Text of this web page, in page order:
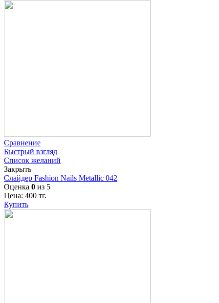
Сравнение
Быстрый взгляд
Список желаний
Закрыть
Слайдер Fashion Nails Metallic 042
Оценка 0 из 5
Цена: 400 тг.
Купить